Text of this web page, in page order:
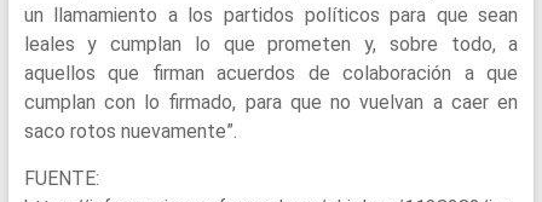
un llamamiento a los partidos políticos para que sean
leales y cumplan lo que prometen y, sobre todo, a
aquellos que firman acuerdos de colaboración a que
cumplan con lo firmado, para que no vuelvan a caer en
saco rotos nuevamente”.
FUENTE: